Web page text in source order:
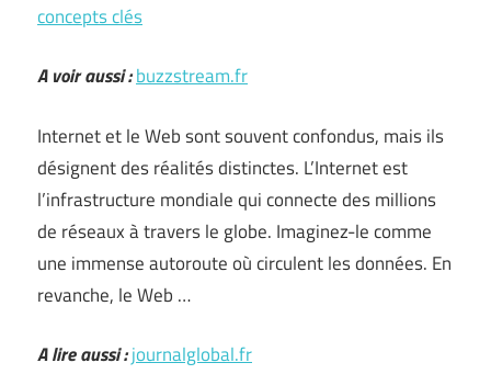
concepts clés
A voir aussi :buzzstream.fr
Internet et le Web sont souvent confondus, mais ils
désignent des réalités distinctes. L’Internet est
l’infrastructure mondiale qui connecte des millions
de réseaux à travers le globe. Imaginez-le comme
une immense autoroute où circulent les données. En
revanche, le Web …
A lire aussi :journalglobal.fr